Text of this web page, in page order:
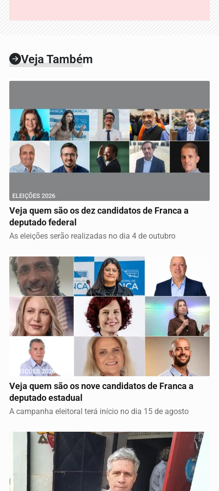
Veja Também
ELEIÇÕES 2026
Veja quem são os dez candidatos de Franca a
deputado federal
As eleições serão realizadas no dia 4 de outubro
ELEIÇÕES 2026
Veja quem são os nove candidatos de Franca a
deputado estadual
A campanha eleitoral terá início no dia 15 de agosto